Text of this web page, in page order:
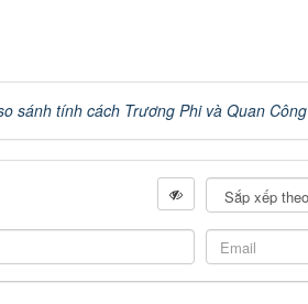
sánh tính cách Trương Phi và Quan Công